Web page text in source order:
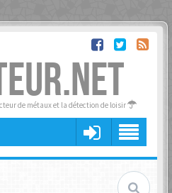
de métaux et la détection de loisir